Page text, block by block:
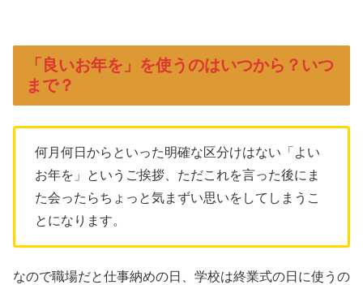
「良いお年を」を使うのはいつから？いつ
まで？
何月何日からといった明確な区分けはない「よい
お年を」というご挨拶、ただこれを言った後にま
た会ったらちょっと気まずい思いをしてしまうこ
とになります。
なので職場だと仕事納めの日、学校は終業式の日に使うの